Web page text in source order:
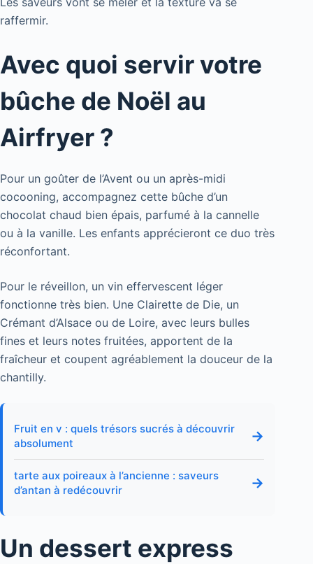
raffermir.
Avec quoi servir votre
bûche de Noël au
Airfryer ?
Pour un goûter de l’Avent ou un après-midi
cocooning, accompagnez cette bûche d’un
chocolat chaud bien épais, parfumé à la cannelle
ou à la vanille. Les enfants apprécieront ce duo très
réconfortant.
Pour le réveillon, un vin effervescent léger
fonctionne très bien. Une Clairette de Die, un
Crémant d’Alsace ou de Loire, avec leurs bulles
fines et leurs notes fruitées, apportent de la
fraîcheur et coupent agréablement la douceur de la
chantilly.
Fruit en v : quels trésors sucrés à découvrir
absolument
→
tarte aux poireaux à l’ancienne : saveurs
d’antan à redécouvrir
→
Un dessert express